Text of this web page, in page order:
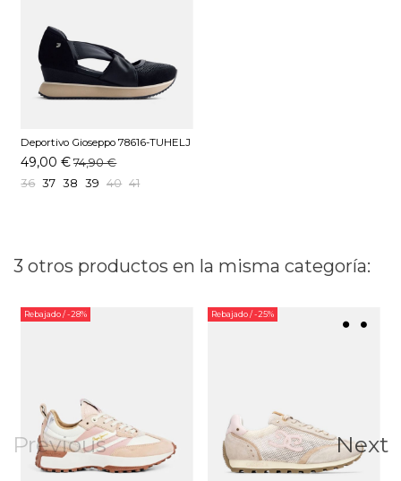
Deportivo Gioseppo 78616-TUHELJ
Negro
49,00 € 74,90 €
36 37 38 39 40 41
3 otros productos en la misma categoría:
Previous
Rebajado/ -28% Rebajado/ -25%
Next